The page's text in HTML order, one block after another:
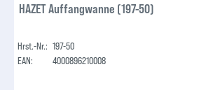
HAZET Auffangwanne (197-50)
Hrst.-Nr.: 197-50
EAN:
4000896210008